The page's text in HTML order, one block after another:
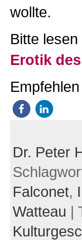
wollte.
Bitte
Erotik
Dr. Peter
Falconet,
Watteau |